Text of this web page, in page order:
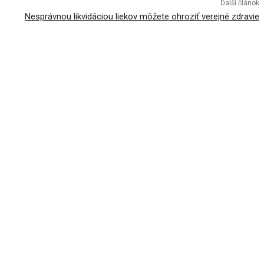
Ďalší článok
Nesprávnou likvidáciou liekov môžete ohroziť verejné zdravie